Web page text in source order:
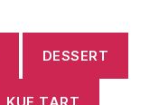
DESSERT
KUE TART